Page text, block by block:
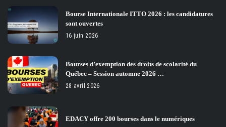
Bourse Internationale ITTO 2026 : les candidatures
sont ouvertes
16 juin 2026
Bourses d’exemption des droits de scolarité du
Québec – Session automne 2026 …
28 avril 2026
EDACY offre 200 bourses dans le numériques